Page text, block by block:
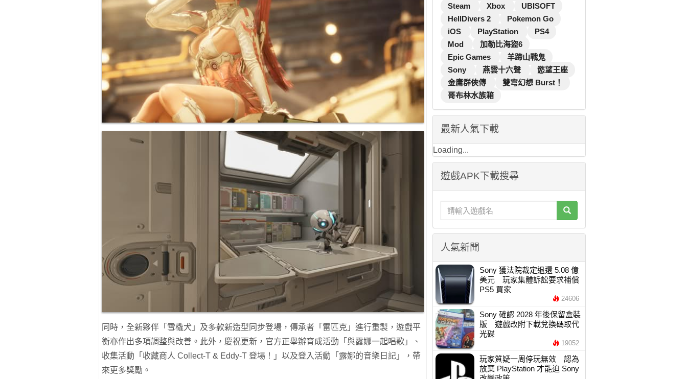
同時，全新夥伴「雪橇犬」及多款新造型同步登場，傳承者「雷匹克」進行重製，遊戲平
衡亦作出多項調整與改善。此外，慶祝更新，官方正舉辦育成活動「與露娜一起唱歌」、
收集活動「收藏商人 Collect-T & Eddy-T 登場！」以及登入活動「露娜的音樂日記」，帶
來更多獎勵。
Steam
Xbox
UBISOFT
HellDivers 2
Pokemon Go
iOS
PlayStation
PS4
Mod
加勒比海盜6
Epic Games
羊蹄山戰鬼
Sony
燕雲十六聲
慾望王座
金庸群俠傳
雙穹幻想 Burst！
哥布林水族箱
最新人氣下載
Loading...
遊戲APK下載搜尋
人氣新聞
Sony 獲法院裁定退還 5.08 億
美元 玩家集體訴訟要求補償
PS5 買家
24606
Sony 確認 2028 年後保留盒裝
版 遊戲改附下載兌換碼取代
光碟
19052
玩家質疑一周停玩無效 認為
放棄 PlayStation 才能迫 Sony